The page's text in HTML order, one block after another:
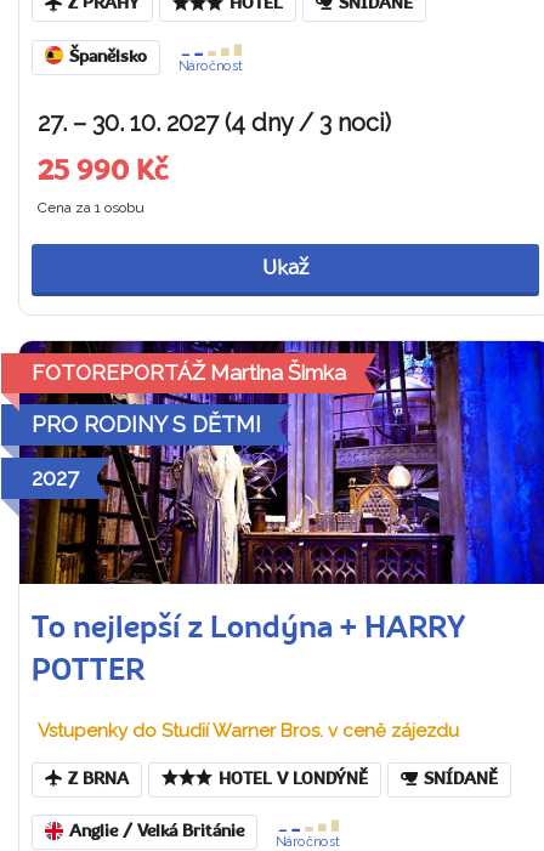
Z PRAHY HOTEL SNÍDANĚ
Španělsko
Náročnost
27. – 30. 10. 2027 (4 dny / 3 noci)
25 990 Kč
Cena za 1 osobu
Ukaž
FOTOREPORTÁŽ Martina Šimka
PRO RODINY S DĚTMI
2027
To nejlepší z Londýna + HARRY
POTTER
Vstupenky do Studií Warner Bros. v ceně zájezdu
Z BRNA HOTEL V LONDÝNĚ SNÍDANĚ
Anglie / Velká Británie
Náročnost